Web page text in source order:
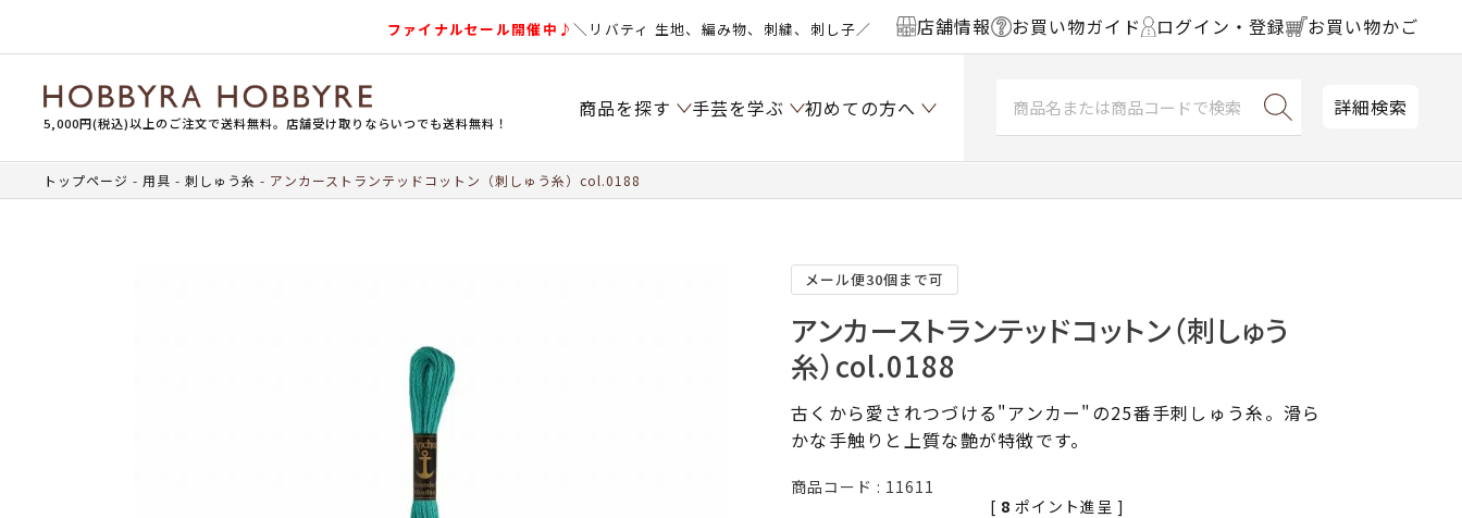
ファイナルセール開催中♪＼リバティ 生地、編み物、刺繍、刺し子／ 店舗情報 お買い物ガイド ログイン・登録 お買い物かご
5,000円(税込)以上のご注文で送料無料。店舗受け取りならいつでも送料無料！
商品を探す 手芸を学ぶ 初めての方へ 詳細検索
トップページ 用具 刺しゅう糸 アンカーストランテッドコットン（刺しゅう糸）col.0188
メール便30個まで可
アンカーストランテッドコットン（刺しゅう
糸）col.0188
古くから愛されつづける"アンカー"の25番手刺しゅう糸。滑ら
かな手触りと上質な艶が特徴です。
商品コード 11611
[ 8 ポイント進呈 ]